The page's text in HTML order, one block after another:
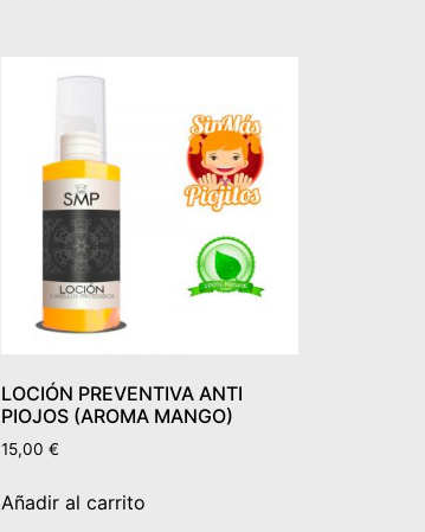
LOCIÓN PREVENTIVA ANTI
PIOJOS (AROMA MANGO)
15,00€
Añadir al carrito